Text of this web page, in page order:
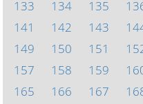
133
134 135
141
142 143
149
150 151
157
158 159
165
166 167